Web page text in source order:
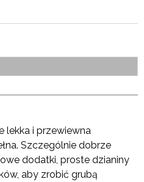
lekka i przewiewna
Szczególnie dobrze
dodatki, proste dzianiny
aby zrobić grubą